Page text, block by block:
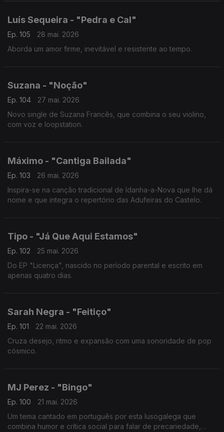
Luís Sequeira - "Pedra e Cal"
Ep. 105
28 mai. 2026
Aborda um amor firme, inevitável e resistente ao tempo.
Suzana - "Noção"
Ep. 104
27 mai. 2026
Novo single de Suzana Francês, que combina o seu violino,
com voz e loopstation.
Máximo - "Cantiga Bailada"
Ep. 103
26 mai. 2026
Inspira-se na canção tradicional de Idanha-a-Nova que lhe dá
nome e que integra o repertório das Adufeiras do Castelo.
Tipo - "Já Que Aqui Estamos"
Ep. 102
25 mai. 2026
Do EP "Licença", nascido no período parental e escrito em
apenas quatro dias.
Sarah Negra - "Feitiço"
Ep. 101
22 mai. 2026
Cruza desejo, ritmo e expansão com uma sonoridade de pop
cósmico.
MJ Perez - "Bingo"
Ep. 100
21 mai. 2026
Um tema cantado em português por esta lusogalega que
combina humor e crítica social para falar de precariedade,